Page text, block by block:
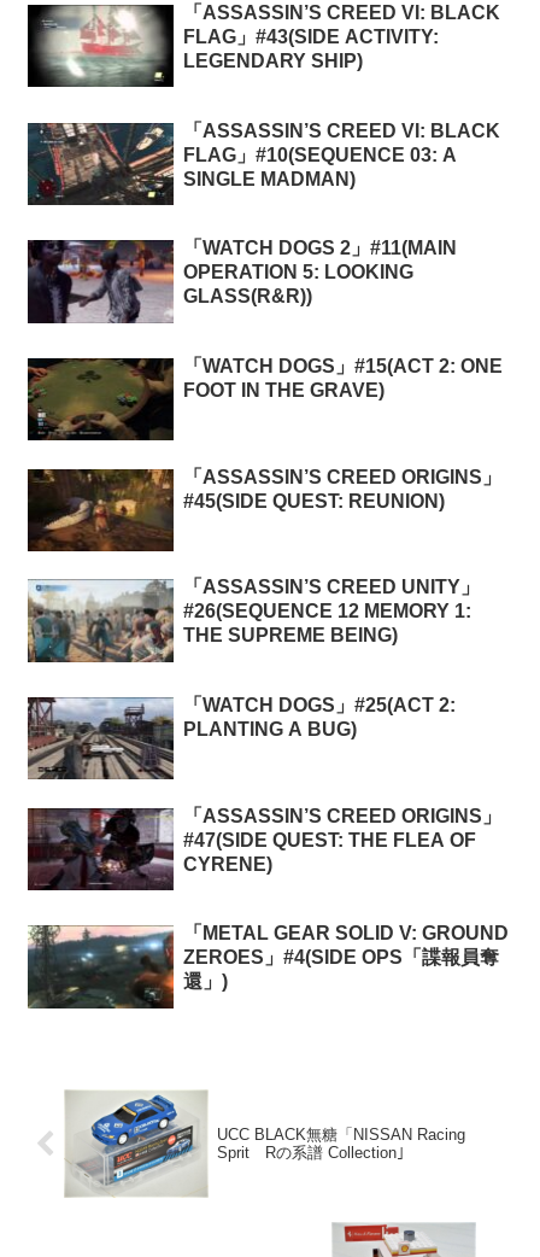
「ASSASSIN’S CREED VI: BLACK
FLAG」#43(SIDE ACTIVITY:
LEGENDARY SHIP)
「ASSASSIN’S CREED VI: BLACK
FLAG」#10(SEQUENCE 03: A
SINGLE MADMAN)
「WATCH DOGS 2」#11(MAIN
OPERATION 5: LOOKING
GLASS(R&R))
「WATCH DOGS」#15(ACT 2: ONE
FOOT IN THE GRAVE)
「ASSASSIN’S CREED ORIGINS」
#45(SIDE QUEST: REUNION)
「ASSASSIN’S CREED UNITY」
#26(SEQUENCE 12 MEMORY 1:
THE SUPREME BEING)
「WATCH DOGS」#25(ACT 2:
PLANTING A BUG)
「ASSASSIN’S CREED ORIGINS」
#47(SIDE QUEST: THE FLEA OF
CYRENE)
「METAL GEAR SOLID V: GROUND
ZEROES」#4(SIDE OPS「諜報員奪
還」)
UCC BLACK無糖「NISSAN Racing
Sprit Rの系譜 Collection｣